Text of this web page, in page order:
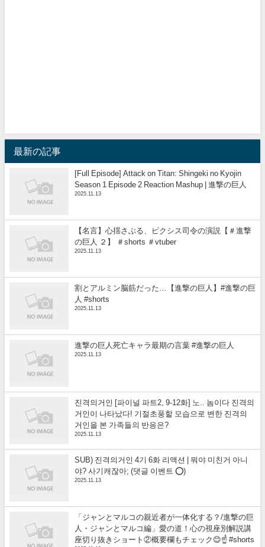
最新の記事
[Full Episode] Attack on Titan: Shingeki no Kyojin
Season 1 Episode 2 Reaction Mashup | 進撃の巨人
2025.11.13
【名言】心揺さぶる、ピクシス司令の演説【＃進撃
の巨人 ２】 ＃shorts ＃vtuber
2025.11.13
割とアルミン脳筋だった…【進撃の巨人】#進撃の巨
人 #shorts
2025.11.13
進撃の巨人死亡キャラ最期の言葉 #進撃の巨人
2025.11.13
진격의거인 [파이널 파트2, 9-12화] 노.. 놈이다 진격의
거인이 나타났다! 기절초풍할 모습으로 변한 진격의
거인을 본 가족들의 반응은?
2025.11.13
SUB) 진격의거인 4기 6화 리액션 | 뭐야 미친거 아니
야? 사기캐잖아; (댓글 이벤트 ⭕)
2025.11.13
「ジャンとマルコの親近者が一体化する？/進撃の巨
人・ジャンとマルコ編」愛の道！心の視座別解説講
座切り抜きショート②概要欄もチェック😊☝️ #shorts